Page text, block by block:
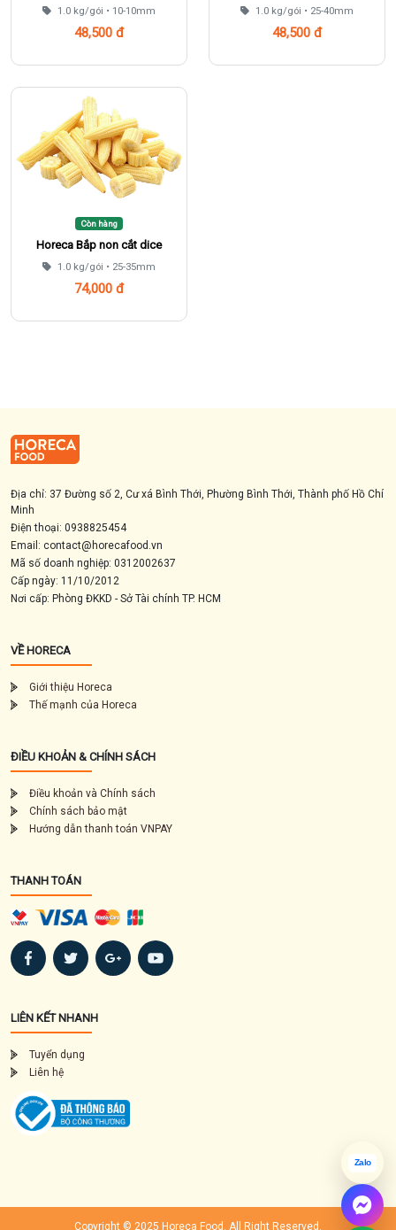
1.0 kg/gói • 10-10mm
48,500 đ
Thêm vào giỏ
1.0 kg/gói • 25-40mm
48,500 đ
Thêm vào giỏ
Còn hàng
Horeca Bắp non cắt dice
1.0 kg/gói • 25-35mm
74,000 đ
Thêm vào giỏ
Địa chỉ: 37 Đường số 2, Cư xá Bình Thới, Phường Bình Thới, Thành phố Hồ Chí
Minh
Điện thoại: 0938825454
Email: contact@horecafood.vn
Mã số doanh nghiệp: 0312002637
Cấp ngày: 11/10/2012
Nơi cấp: Phòng ĐKKD - Sở Tài chính TP. HCM
VỀ HORECA
Giới thiệu Horeca
Thế mạnh của Horeca
ĐIỀU KHOẢN & CHÍNH SÁCH
Điều khoản và Chính sách
Chính sách bảo mật
Hướng dẫn thanh toán VNPAY
THANH TOÁN
LIÊN KẾT NHANH
Tuyển dụng
Liên hệ
Copyright © 2025 Horeca Food. All Right Reserved.
Zalo